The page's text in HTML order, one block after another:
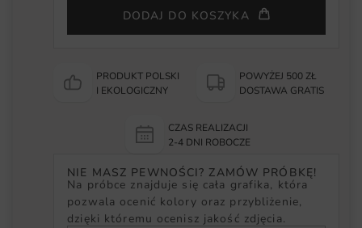
DODAJ DO KOSZYKA
PRODUKT POLSKI
I EKOLOGICZNY
POWYŻEJ 500 ZŁ
DOSTAWA GRATIS
CZAS REALIZACJI
2-4 DNI ROBOCZE
NIE MASZ PEWNOŚCI? ZAMÓW PRÓBKĘ!
Na próbce znajduje się cała grafika, która
pozwala ocenić kolory oraz przybliżenie,
dzięki któremu ocenisz jakość zdjęcia.